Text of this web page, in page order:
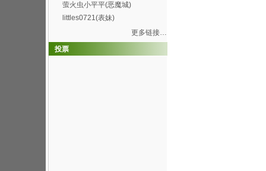
萤火虫小平平(恶魔城)
littles0721(表妹)
更多链接…
投票